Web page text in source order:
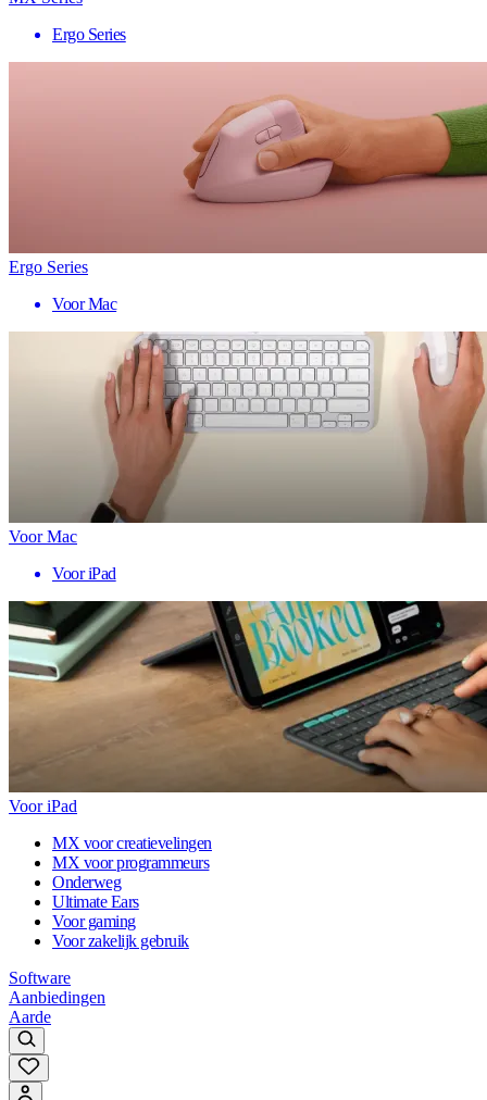
Ergo Series
Ergo Series
Voor Mac
Voor Mac
Voor iPad
Voor iPad
MX voor creatievelingen
MX voor programmeurs
Onderweg
Ultimate Ears
Voor gaming
Voor zakelijk gebruik
Software
Aanbiedingen
Aarde